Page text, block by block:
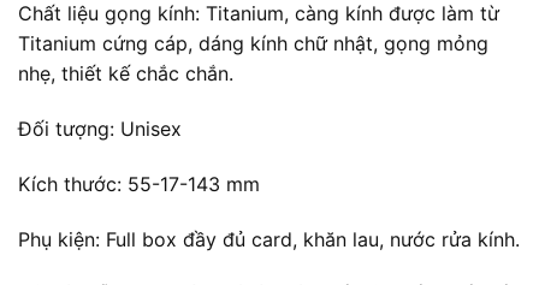
Chất liệu gọng kính: Titanium, càng kính được làm từ
Titanium cứng cáp, dáng kính chữ nhật, gọng mỏng
nhẹ, thiết kế chắc chắn.
Đối tượng: Unisex
Kích thước: 55-17-143 mm
Phụ kiện: Full box đầy đủ card, khăn lau, nước rửa kính.